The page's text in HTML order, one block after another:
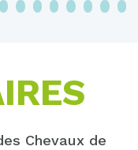
15 16 17 18 19 20
Chevaux de